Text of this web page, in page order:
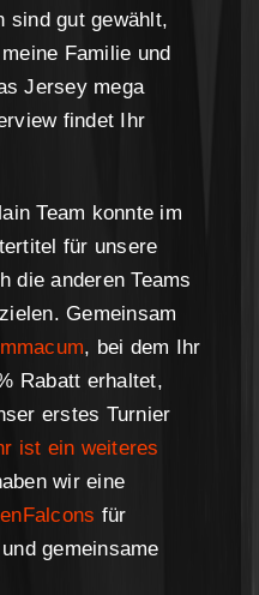
sind gut gewählt,
Familie und
Jersey mega
findet Ihr
Team konnte im
für unsere
die anderen Teams
Gemeinsam
, bei dem Ihr
Rabatt erhaltet,
erstes Turnier
ist ein weiteres
wir eine
für
gemeinsame